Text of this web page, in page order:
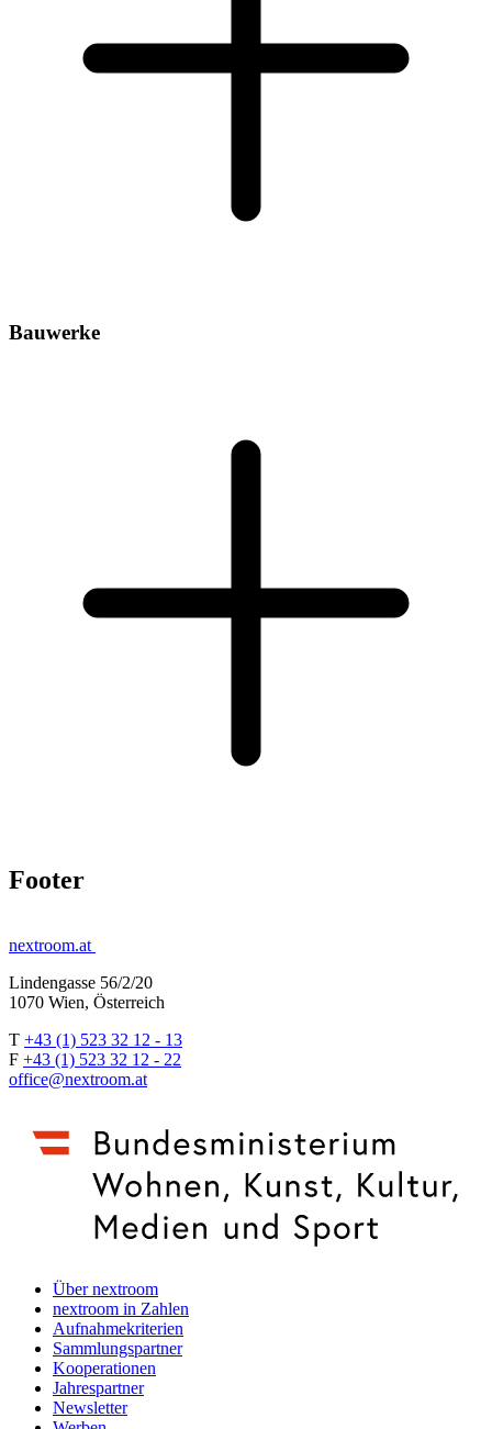
Bauwerke
Footer
nextroom.at
Lindengasse 56/2/20
1070 Wien, Österreich
T +43 (1) 523 32 12 - 13
F +43 (1) 523 32 12 - 22
office@nextroom.at
Über nextroom
nextroom in Zahlen
Aufnahmekriterien
Sammlungspartner
Kooperationen
Jahrespartner
Newsletter